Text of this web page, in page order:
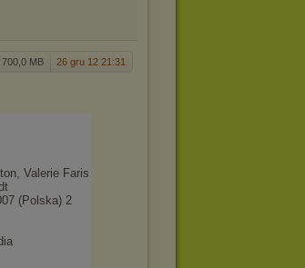
700,0 MB 26 gru 12 21:31
Valerie Faris
(Polska) 2